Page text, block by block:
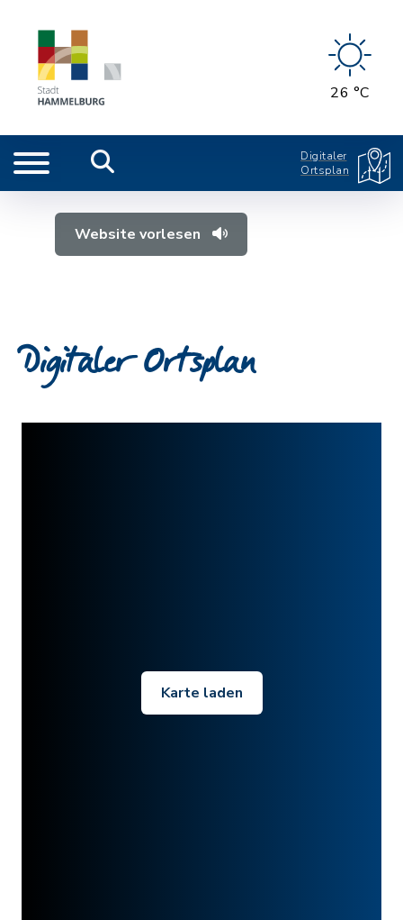
26 °C
Digitaler
Ortsplan
Website vorlesen
Digitaler Ortsplan
Karte laden